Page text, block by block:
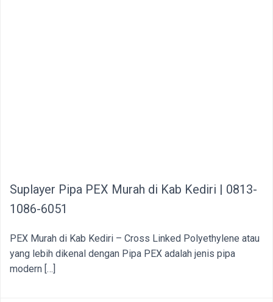
Suplayer Pipa PEX Murah di Kab Kediri | 0813-
1086-6051
PEX Murah di Kab Kediri – Cross Linked Polyethylene atau
yang lebih dikenal dengan Pipa PEX adalah jenis pipa
modern […]